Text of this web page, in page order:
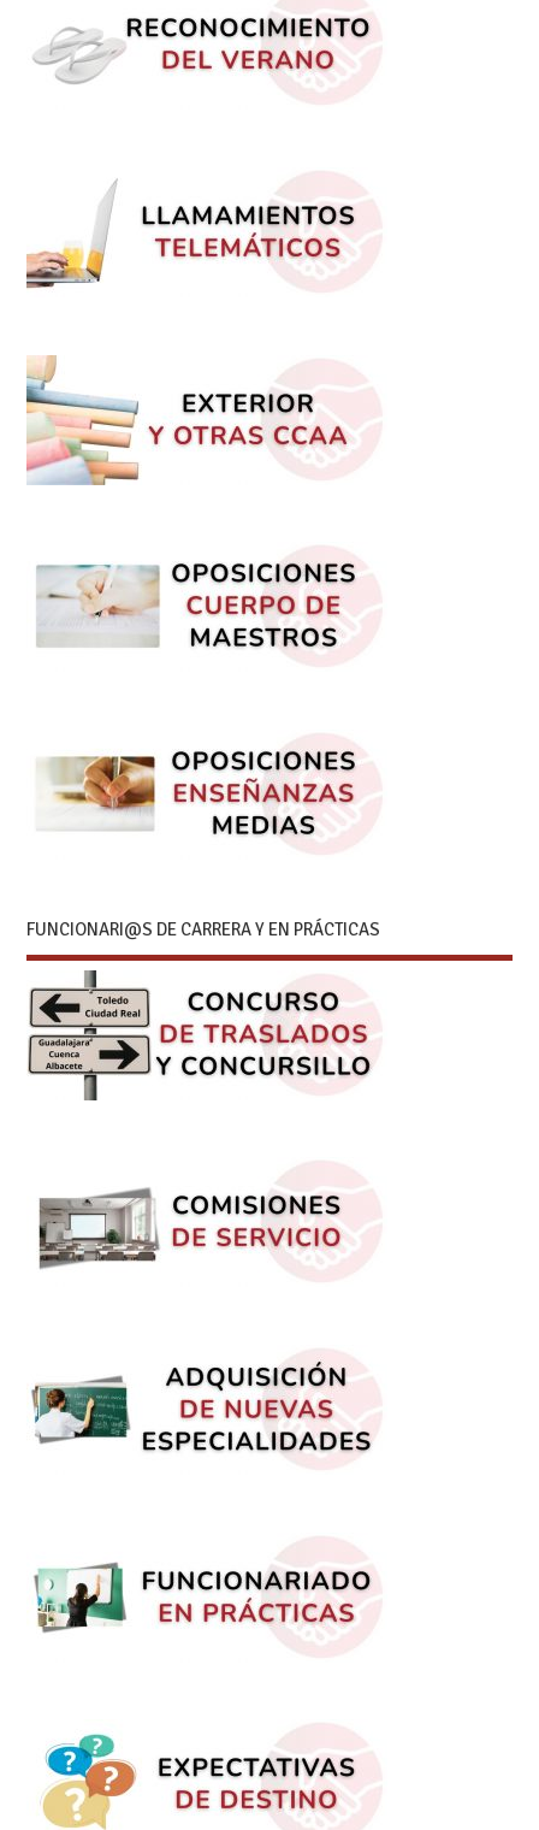
FUNCIONARI@S DE CARRERA Y EN PRÁCTICAS